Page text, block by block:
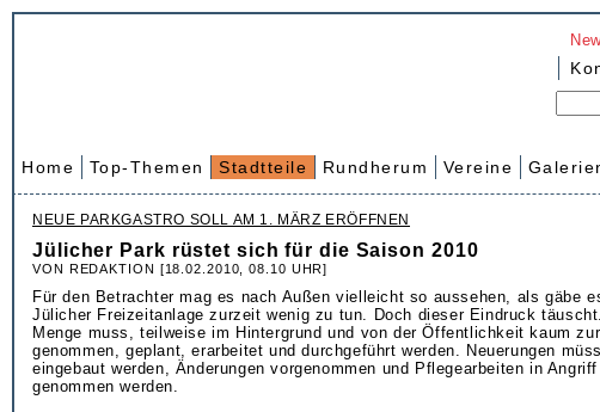
Home Top-Themen Stadtteile Rundherum Vereine
NEUE PARKGASTRO SOLL AM 1. MÄRZ ERÖFFNEN
Jülicher Park rüstet sich für die Saison 2010
VON REDAKTION [18.02.2010, 08.10 UHR]
Für den Betrachter mag es nach Außen vielleicht so aussehen, als gäbe
Jülicher Freizeitanlage zurzeit wenig zu tun. Doch dieser Eindruck
Menge muss, teilweise im Hintergrund und von der Öffentlichkeit kaum
genommen, geplant, erarbeitet und durchgeführt werden. Neuerungen
eingebaut werden, Änderungen vorgenommen und Pflegearbeiten in Angriff
genommen werden.